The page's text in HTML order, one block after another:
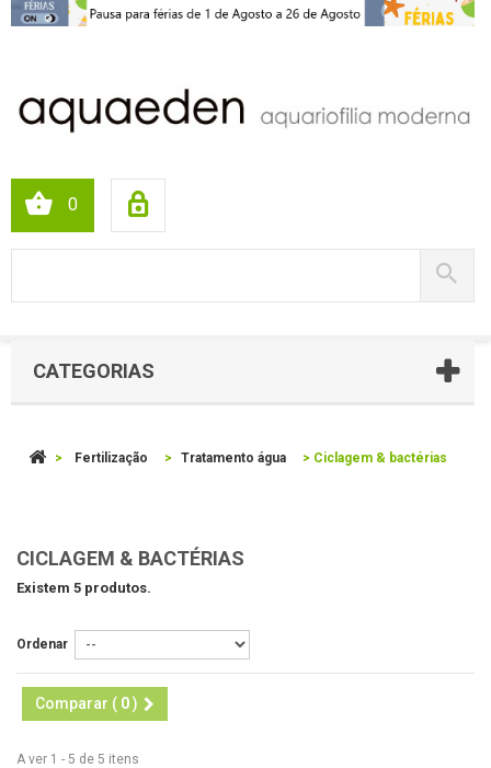
0
CATEGORIAS
> Fertilização > Tratamento água > Ciclagem & bactérias
CICLAGEM & BACTÉRIAS
Existem 5 produtos.
Ordenar
Comparar ( 0)
A ver 1 - 5 de 5 itens